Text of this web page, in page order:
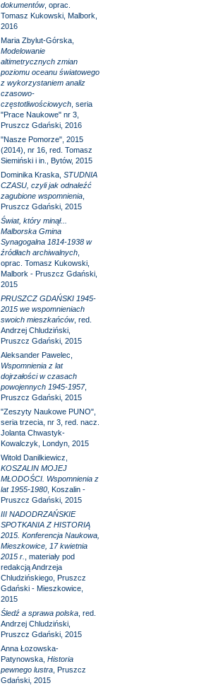
dokumentów, oprac.
Tomasz Kukowski, Malbork,
2016
Maria Zbylut-Górska,
Modelowanie
altimetrycznych zmian
poziomu oceanu światowego
z wykorzystaniem analiz
czasowo-
częstotliwościowych, seria
"Prace Naukowe" nr 3,
Pruszcz Gdański, 2016
"Nasze Pomorze", 2015
(2014), nr 16, red. Tomasz
Siemiński i in., Bytów, 2015
Dominika Kraska, STUDNIA
CZASU, czyli jak odnaleźć
zagubione wspomnienia,
Pruszcz Gdański, 2015
Świat, który minął...
Malborska Gmina
Synagogalna 1814-1938 w
źródłach archiwalnych,
oprac. Tomasz Kukowski,
Malbork - Pruszcz Gdański,
2015
PRUSZCZ GDAŃSKI 1945-
2015 we wspomnieniach
swoich mieszkańców, red.
Andrzej Chludziński,
Pruszcz Gdański, 2015
Aleksander Pawelec,
Wspomnienia z lat
dojrzałości w czasach
powojennych 1945-1957,
Pruszcz Gdański, 2015
"Zeszyty Naukowe PUNO",
seria trzecia, nr 3, red. nacz.
Jolanta Chwastyk-
Kowalczyk, Londyn, 2015
Witold Danilkiewicz,
KOSZALIN MOJEJ
MŁODOŚCI. Wspomnienia z
lat 1955-1980, Koszalin -
Pruszcz Gdański, 2015
III NADODRZAŃSKIE
SPOTKANIA Z HISTORIĄ
2015. Konferencja Naukowa,
Mieszkowice, 17 kwietnia
2015 r.
, materiały pod
redakcją Andrzeja
Chludzińskiego, Pruszcz
Gdański - Mieszkowice,
2015
Śledź a sprawa polska, red.
Andrzej Chludziński,
Pruszcz Gdański, 2015
Anna Łozowska-
Patynowska, Historia
pewnego lustra, Pruszcz
Gdański, 2015